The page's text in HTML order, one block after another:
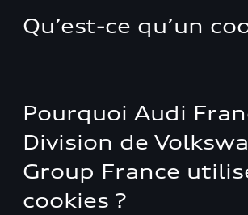
Qu’est-ce qu’un
Pourquoi Audi
Division de
Group France
cookies ?